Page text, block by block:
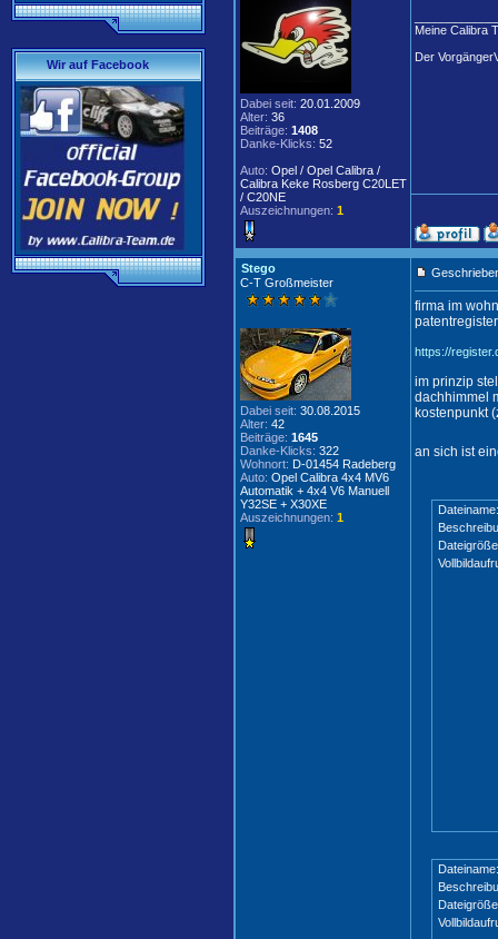
Wir auf Facebook
Dabei seit: 20.01.2009
Alter: 36
Beiträge: 1408
Danke-Klicks: 52
Auto: Opel / Opel Calibra /
Calibra Keke Rosberg C20LET
/ C20NE
Auszeichnungen: 1
Meine Calibra
Der
Stego
C-T Großmeister
Dabei seit: 30.08.2015
Alter: 42
Beiträge: 1645
Danke-Klicks: 322
Wohnort: D-01454 Radeberg
Auto: Opel Calibra 4x4 MV6
Automatik + 4x4 V6 Manuell
Y32SE + X30XE
Auszeichnungen: 1
firma im
https://
im prinzip
dachhimmel
kostenpunkt
an sich ist
Dateiname:
Dateiname: